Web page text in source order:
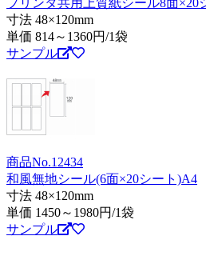
プリンタ共用上質紙シール8面×20
寸法 48×120mm
単価 814～1360円/1袋
サンプル
商品No.12434
和風無地シール(6面×20シート)A4
寸法 48×120mm
単価 1450～1980円/1袋
サンプル